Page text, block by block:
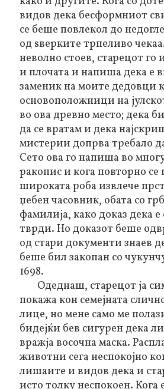
видов дека бесформниот
се беше повлекол до
од ѕверките трпеливо
неволно стоев, старецот го
и плочата и напиша дека е
заменик на моите дедовци
основоположници на
во ова древно место; дека
да се вратам и дека
мистерии допрва требало
Сето ова го напиша во
ракопис и кога повторно се
широката роба извлече
џебен часовник, обата со
фамилија, како доказ дека
тврди. Но доказот беше
од стари документи знаев
беше бил закопан со
1698.
Одеднаш, старецот ја
покажа кон семејната
лице, но мене само ме
бидејќи бев сигурен дека
вражја восочна маска.
животни сега неспокојно
лишаите и видов дека и
исто толку неспокоен. Кога